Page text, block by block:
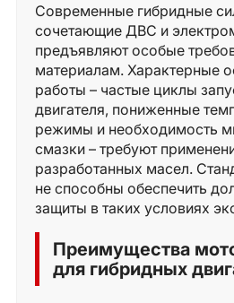
Современные гибридные
сочетающие ДВС и
предъявляют особые
материалам. Характерные
работы – частые циклы
двигателя, пониженные
режимы и необходимость
смазки – требуют
разработанных масел.
не способны обеспечить
защиты в таких условиях
Преимущества
для гибридных